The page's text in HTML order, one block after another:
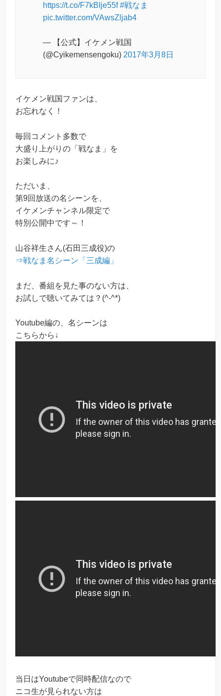
https://t.co/F7kBIje55f #戦なま
pic.twitter.com/VAwsZljab4
— 【公式】イケメン戦国
(@Cyikemensengoku) 2017年3月8日
イケメン戦国ファンは、
お忘れなく！
毎回コメント多数で
大盛り上がりの「戦なま」を
お楽しみに♪
ただいま、
第9回放送の名シーンを、
イケメンチャンネル限定で
特別公開中です～！
山谷祥生さん(石田三成役)の
⇒戦なま名シーン「三成編」
まだ、番組を見た事のない方は、
お試しで聴いてみては？(^-^*)
Youtube編の、名シーンは
こちらから↓
当日はYoutubeで同時配信なので
ニコ生が見られない方は